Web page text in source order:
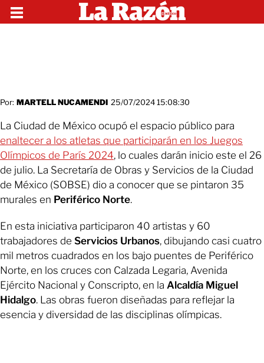
Por: MARTELL NUCAMENDI 25/07/2024 15:08:30
La Ciudad de México ocupó el espacio público para
enaltecer a los atletas que participarán en los Juegos
Olímpicos de París 2024, lo cuales darán inicio este el 26
de julio. La Secretaría de Obras y Servicios de la Ciudad
de México (SOBSE) dio a conocer que se pintaron 35
murales en Periférico Norte.
En esta iniciativa participaron 40 artistas y 60
trabajadores de Servicios Urbanos, dibujando casi cuatro
mil metros cuadrados en los bajo puentes de Periférico
Norte, en los cruces con Calzada Legaria, Avenida
Ejército Nacional y Conscripto, en la Alcaldía Miguel
Hidalgo. Las obras fueron diseñadas para reflejar la
esencia y diversidad de las disciplinas olímpicas.